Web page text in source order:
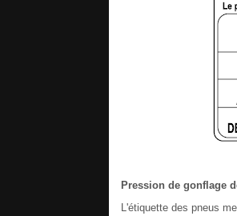
Pression de gonflage
L'étiquette des pneus